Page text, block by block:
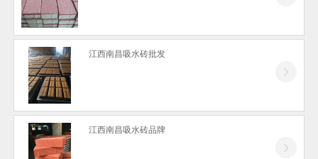
江西南昌吸水砖批发
江西南昌吸水砖品牌